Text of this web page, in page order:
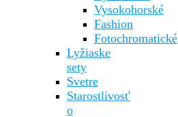
Vysokohorské
Fashion
Fotochromatické
Lyžiaske
sety
Svetre
Starostlivosť
o